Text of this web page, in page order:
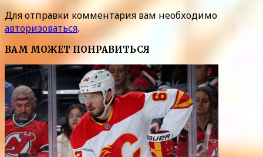
Для отправки комментария вам необходимо
авторизоваться.
ВАМ МОЖЕТ ПОНРАВИТЬСЯ